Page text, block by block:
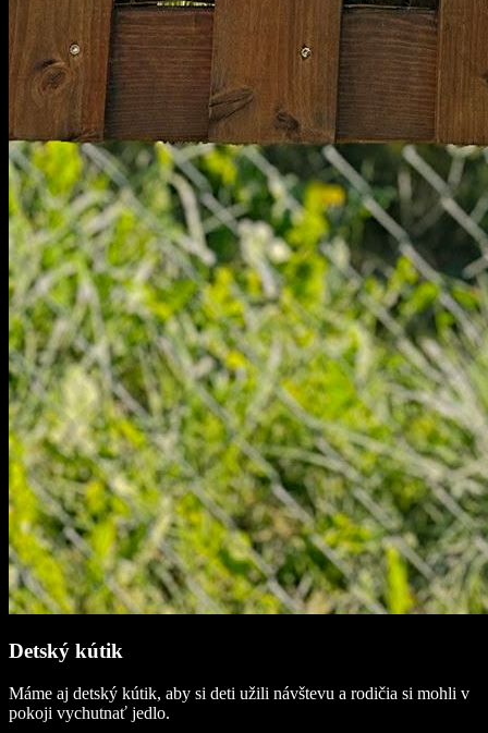
Detský kútik
Máme aj detský kútik, aby si deti užili návštevu a rodičia si mohli v
pokoji vychutnať jedlo.